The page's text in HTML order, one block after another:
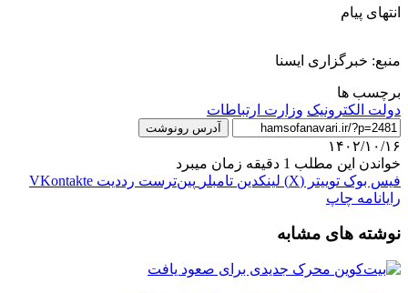
انتهای پیام
منبع: خبرگزاری ایسنا
برچسب ها
دولت الکترونیک وزارت ارتباطات
آدرس رونوشت
۱۴۰۲/۱۰/۱۶
خواندن این مطلب 1 دقیقه زمان میبرد
فیس بوک توییتر (X) لینکدین ‫تامبلر ‫پین‌ترست ‫رددیت ‫VKontakte
رایانامه چاپ
نوشته های مشابه